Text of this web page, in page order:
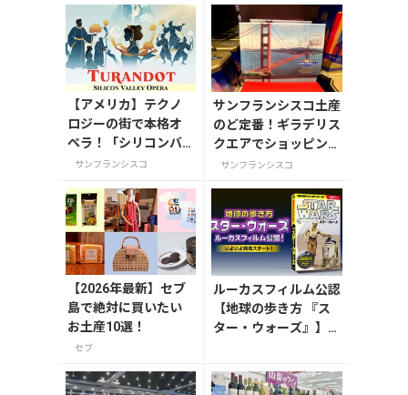
【アメリカ】テクノ
ロジーの街で本格オ
ペラ！「シリコンバ
レー・オペラ」の歩
『トゥーランドッ
ト』（2026年9月13
日）
サンフランシスコ
サンフランシスコ土産
のど定番！ギラデリス
クエアでショッピング
を楽しもう♪
サンフランシスコ
【2026年最新】セブ
島で絶対に買いたい
お土産10選！
セブ
ルーカスフィルム公認
【地球の歩き方 『ス
ター・ウォーズ』】が
の特製リバーシブル帯